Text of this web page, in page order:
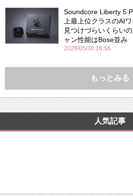
Soundcore Liberty 5
上最上位クラスのAI
見つけづらいくらい
ャン性能はBose並み
2026/05/30 16:56
もっとみる
人気記事